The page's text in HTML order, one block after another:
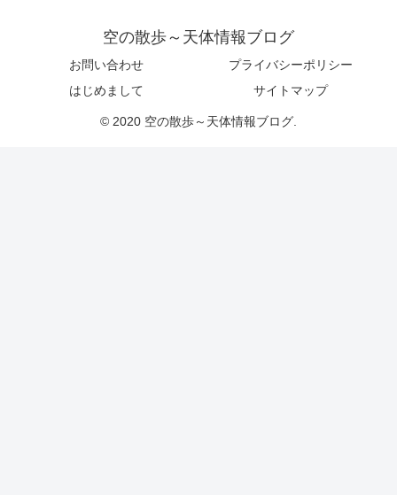
空の散歩～天体情報ブログ
お問い合わせ
プライバシーポリシー
はじめまして
サイトマップ
© 2020 空の散歩～天体情報ブログ.